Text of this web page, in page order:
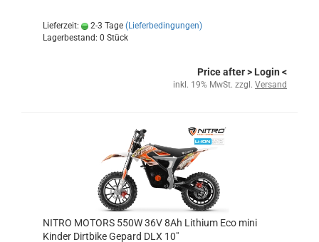
Lieferzeit: 2-3 Tage (Lieferbedingungen)
Lagerbestand: 0 Stück
Price after> Login <
inkl. 19% MwSt. zzgl. Versand
NITRO MOTORS 550W 36V 8Ah Lithium Eco mini
Kinder Dirtbike Gepard DLX 10"